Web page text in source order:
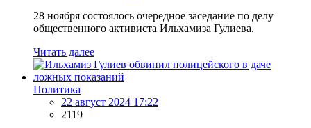
28 ноября состоялось очередное заседание по делу
общественного активиста Ильхамиза Гулиева.
Читать далее
Политика
22 август 2024 17:22
2119